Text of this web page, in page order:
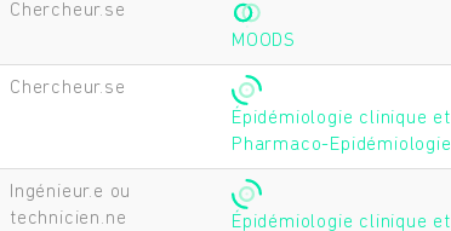
Chercheur.se
MOODS
Chercheur.se
Épidémiologie clinique et
Pharmaco-Epidémiologie
Ingénieur.e ou
technicien.ne
Épidémiologie clinique et